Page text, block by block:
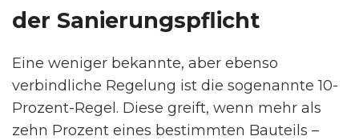
der Sanierungspflicht
Eine weniger bekannte, aber ebenso
verbindliche Regelung ist die sogenannte 10-
Prozent-Regel. Diese greift, wenn mehr als
zehn Prozent eines bestimmten Bauteils –